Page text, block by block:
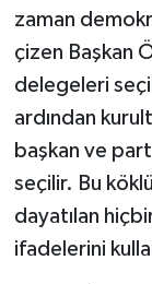
zaman
çizen Başkan
delegeleri
ardından
başkan ve
seçilir. Bu
dayatılan
ifadelerini